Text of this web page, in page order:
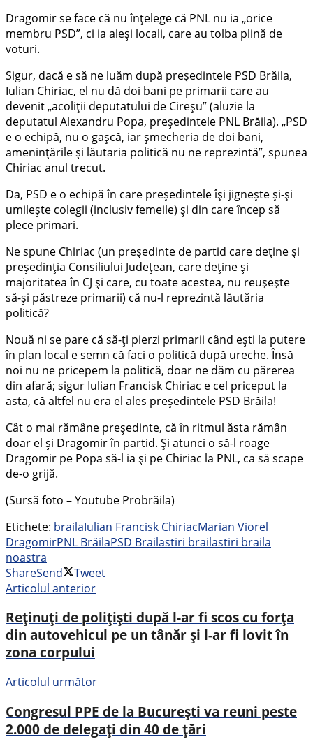
Dragomir se face că nu înțelege că PNL nu ia „orice
membru PSD”, ci ia aleși locali, care au tolba plină de
voturi.
Sigur, dacă e să ne luăm după președintele PSD Brăila,
Iulian Chiriac, el nu dă doi bani pe primarii care au
devenit „acoliții deputatului de Cireșu” (aluzie la
deputatul Alexandru Popa, președintele PNL Brăila). „PSD
e o echipă, nu o gașcă, iar șmecheria de doi bani,
amenințările și lăutaria politică nu ne reprezintă”, spunea
Chiriac anul trecut.
Da, PSD e o echipă în care președintele își jignește și-și
umilește colegii (inclusiv femeile) și din care încep să
plece primari.
Ne spune Chiriac (un președinte de partid care deține și
președinția Consiliului Județean, care deține și
majoritatea în CJ și care, cu toate acestea, nu reușește
să-și păstreze primarii) că nu-l reprezintă lăutăria
politică?
Nouă ni se pare că să-ți pierzi primarii când ești la putere
în plan local e semn că faci o politică după ureche. Însă
noi nu ne pricepem la politică, doar ne dăm cu părerea
din afară; sigur Iulian Francisk Chiriac e cel priceput la
asta, că altfel nu era el ales președintele PSD Brăila!
Cât o mai rămâne președinte, că în ritmul ăsta rămân
doar el și Dragomir în partid. Și atunci o să-l roage
Dragomir pe Popa să-l ia și pe Chiriac la PNL, ca să scape
de-o grijă.
(Sursă foto – Youtube Probrăila)
Etichete: brailaIulian Francisk ChiriacMarian Viorel
DragomirPNL BrăilaPSD Brailastiri brailastiri braila
noastra
ShareSend
Tweet
Articolul anterior
Reținuți de polițiști după l-ar fi scos cu forța
din autovehicul pe un tânăr și l-ar fi lovit în
zona corpului
Articolul următor
Congresul PPE de la București va reuni peste
2.000 de delegați din 40 de țări